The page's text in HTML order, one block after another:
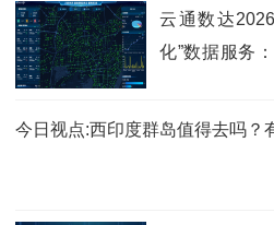
云通数达
化”数据服务
今日视点:西印度群岛值得去吗？